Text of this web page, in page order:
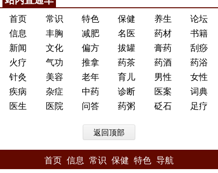
首页 常识 特色 保健 养生
论坛
信息
丰胸 减肥 名医 药材
书籍
新闻
文化 偏方 拔罐 膏药
刮痧
火疗
气功 推拿 药茶 药酒
药浴
针灸
美容 老年 育儿 男性
女性
疾病
杂症 中药 诊断 医案
词典
医生
医院 问答 药粥 砭石 足疗
返回顶部
首页 信息 常识 保健 特色 导航